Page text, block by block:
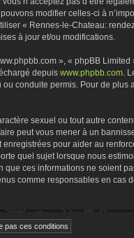
modifier celles-ci à
« Rennes-le-Chateau:
à jour et/ou modifications.
», « phpBB
depuis www.phpbb.com .
conduite permis. Pour de
sexuel ou tout autre
peut vous mener à un
pour aider au
quel sujet lorsque nous
ces informations ne soient
comme responsables en cas